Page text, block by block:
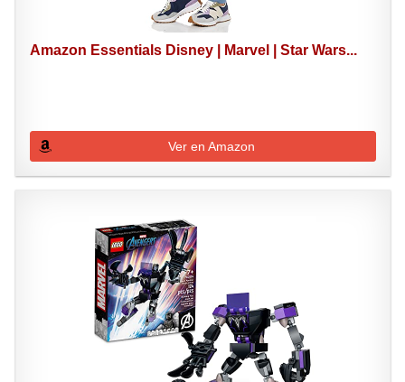
Amazon Essentials Disney | Marvel | Star Wars...
Ver en Amazon